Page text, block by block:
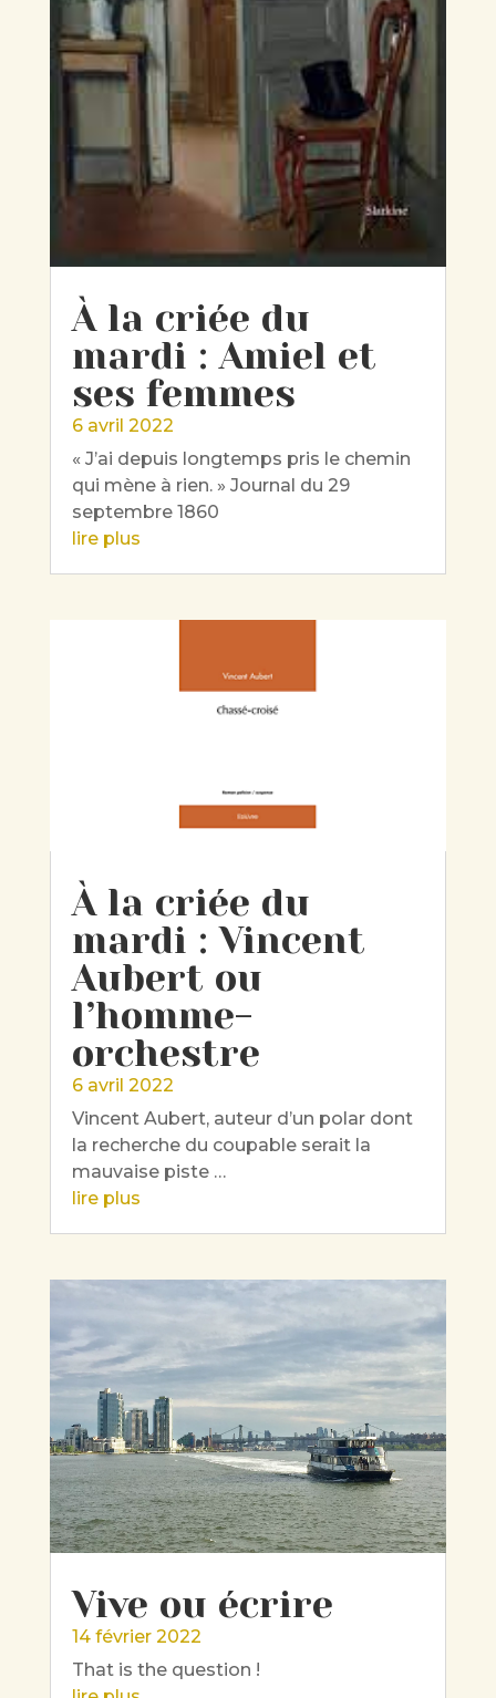
À la criée du
mardi : Amiel et
ses femmes
6 avril 2022
« J’ai depuis longtemps pris le chemin
qui mène à rien. » Journal du 29
septembre 1860
lire plus
À la criée du
mardi : Vincent
Aubert ou
l’homme-
orchestre
6 avril 2022
Vincent Aubert, auteur d’un polar dont
la recherche du coupable serait la
mauvaise piste …
lire plus
Vive ou écrire
14 février 2022
That is the question !